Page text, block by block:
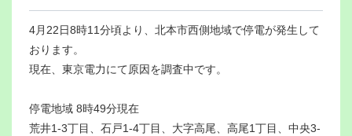
4月22日8時11分頃より、北本市西側地域で停電が発生して
おります。
現在、東京電力にて原因を調査中です。
停電地域 8時49分現在
荒井1-3丁目、石戸1-4丁目、大字高尾、高尾1丁目、中央3-